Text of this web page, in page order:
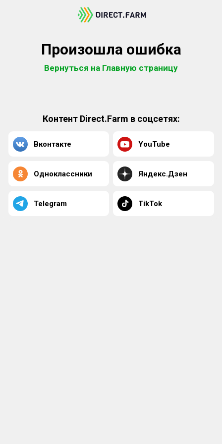
Произошла ошибка
Вернуться на Главную страницу
Контент Direct.Farm в соцсетях:
Вконтакте YouTube
Одноклассники Яндекс.Дзен
Telegram TikTok